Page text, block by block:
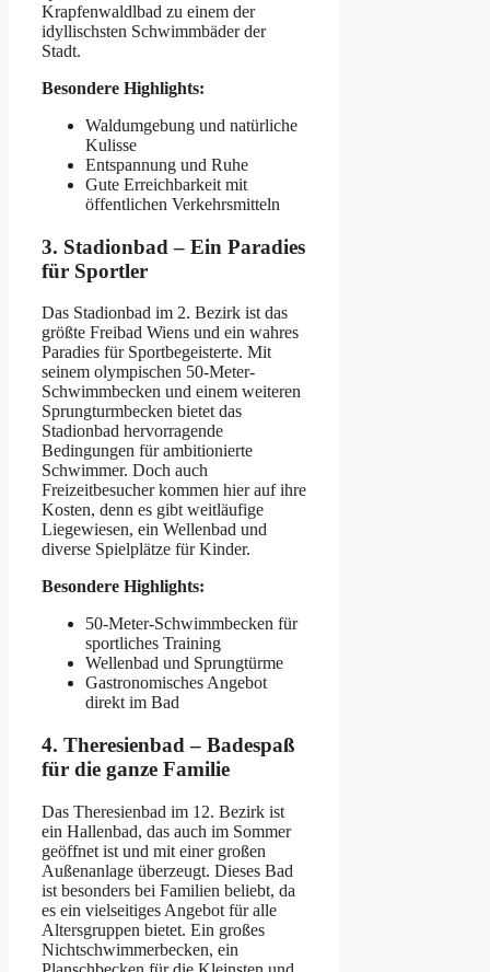
Krapfenwaldlbad zu einem der
idyllischsten Schwimmbäder der
Stadt.
Besondere Highlights:
Waldumgebung und natürliche
Kulisse
Entspannung und Ruhe
Gute Erreichbarkeit mit
öffentlichen Verkehrsmitteln
3. Stadionbad – Ein Paradies
für Sportler
Das Stadionbad im 2. Bezirk ist das
größte Freibad Wiens und ein wahres
Paradies für Sportbegeisterte. Mit
seinem olympischen 50-Meter-
Schwimmbecken und einem weiteren
Sprungturmbecken bietet das
Stadionbad hervorragende
Bedingungen für ambitionierte
Schwimmer. Doch auch
Freizeitbesucher kommen hier auf ihre
Kosten, denn es gibt weitläufige
Liegewiesen, ein Wellenbad und
diverse Spielplätze für Kinder.
Besondere Highlights:
50-Meter-Schwimmbecken für
sportliches Training
Wellenbad und Sprungtürme
Gastronomisches Angebot
direkt im Bad
4. Theresienbad – Badespaß
für die ganze Familie
Das Theresienbad im 12. Bezirk ist
ein Hallenbad, das auch im Sommer
geöffnet ist und mit einer großen
Außenanlage überzeugt. Dieses Bad
ist besonders bei Familien beliebt, da
es ein vielseitiges Angebot für alle
Altersgruppen bietet. Ein großes
Nichtschwimmerbecken, ein